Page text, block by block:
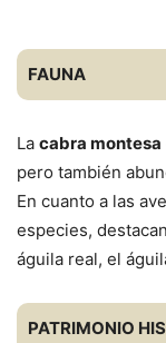
FAUNA
La cabra montesa
pero también
En cuanto a las
especies,
águila real, el
PATRIMONIO